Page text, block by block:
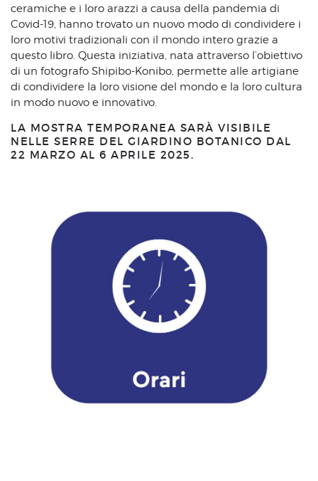
ceramiche e i loro arazzi a causa della pandemia di
Covid-19, hanno trovato un nuovo modo di condividere i
loro motivi tradizionali con il mondo intero grazie a
questo libro. Questa iniziativa, nata attraverso l’obiettivo
di un fotografo Shipibo-Konibo, permette alle artigiane
di condividere la loro visione del mondo e la loro cultura
in modo nuovo e innovativo.
LA MOSTRA TEMPORANEA SARÀ VISIBILE
NELLE SERRE DEL GIARDINO BOTANICO DAL
22 MARZO AL 6 APRILE 2025.